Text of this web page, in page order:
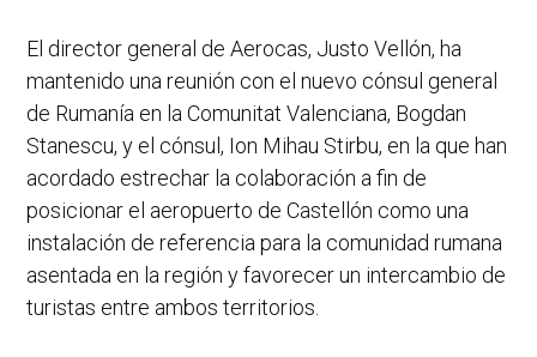
El director general de Aerocas, Justo Vellón, ha
mantenido una reunión con el nuevo cónsul general
de Rumanía en la Comunitat Valenciana, Bogdan
Stanescu, y el cónsul, Ion Mihau Stirbu, en la que han
acordado estrechar la colaboración a fin de
posicionar el aeropuerto de Castellón como una
instalación de referencia para la comunidad rumana
asentada en la región y favorecer un intercambio de
turistas entre ambos territorios.